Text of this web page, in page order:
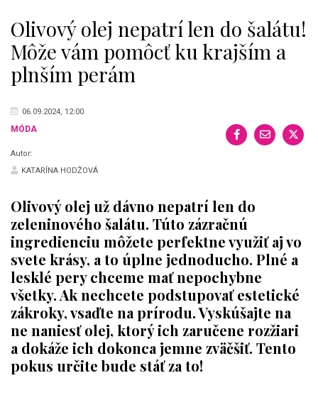
Olivový olej nepatrí len do šalátu!
Môže vám pomôcť ku krajším a
plnším perám
06.09.2024, 12:00
MÓDA
Autor:
KATARÍNA HODŽOVÁ
Olivový olej už dávno nepatrí len do
zeleninového šalátu. Túto zázračnú
ingredienciu môžete perfektne využiť aj vo
svete krásy, a to úplne jednoducho. Plné a
lesklé pery chceme mať nepochybne
všetky. Ak nechcete podstupovať estetické
zákroky, vsaďte na prírodu. Vyskúšajte na
ne naniesť olej, ktorý ich zaručene rozžiari
a dokáže ich dokonca jemne zväčšiť. Tento
pokus určite bude stáť za to!